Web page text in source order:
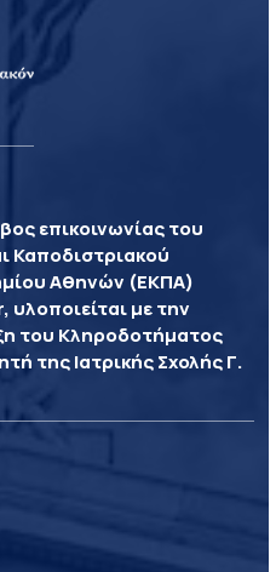
επικοινωνίας του
Καποδιστριακού
Αθηνών (ΕΚΠΑ)
με την
του Κληροδοτήματος
της Ιατρικής Σχολής Γ.